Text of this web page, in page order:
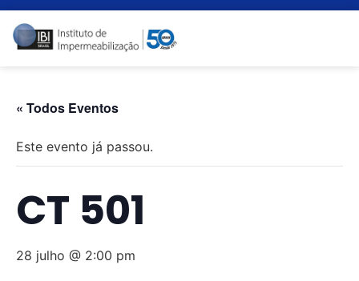
« Todos Eventos
Este evento já passou.
CT 501
28 julho @ 2:00 pm